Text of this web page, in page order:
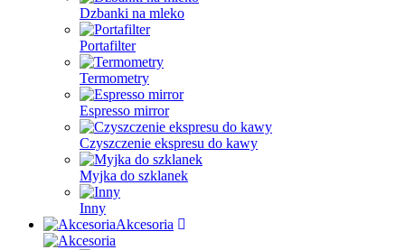
Dzbanki na mleko
Portafilter
Termometry
Espresso mirror
Czyszczenie ekspresu do kawy
Myjka do szklanek
Inny
Akcesoria